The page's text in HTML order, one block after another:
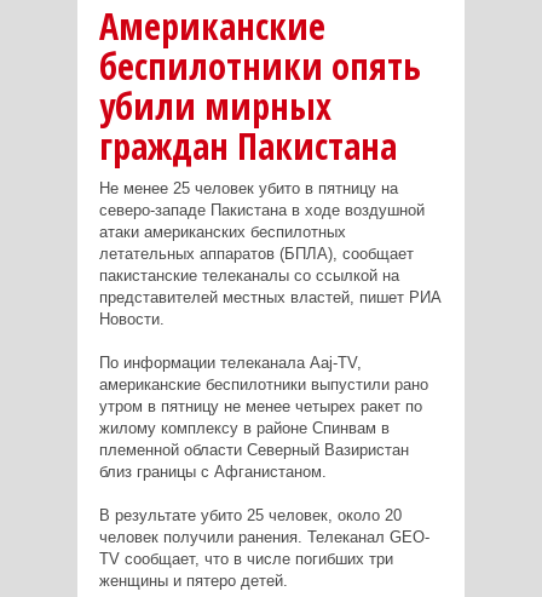
Американские
беспилотники опять
убили мирных
граждан Пакистана
Не менее 25 человек убито в пятницу на
северо-западе Пакистана в ходе воздушной
атаки американских беспилотных
летательных аппаратов (БПЛА), сообщает
пакистанские телеканалы со ссылкой на
представителей местных властей, пишет РИА
Новости.
По информации телеканала Aaj-TV,
американские беспилотники выпустили рано
утром в пятницу не менее четырех ракет по
жилому комплексу в районе Спинвам в
племенной области Северный Вазиристан
близ границы с Афганистаном.
В результате убито 25 человек, около 20
человек получили ранения. Телеканал GEO-
TV сообщает, что в числе погибших три
женщины и пятеро детей.